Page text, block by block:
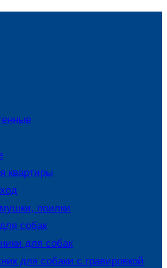
квартиры
поилки
собак
для собак
для собаки с гравировкой